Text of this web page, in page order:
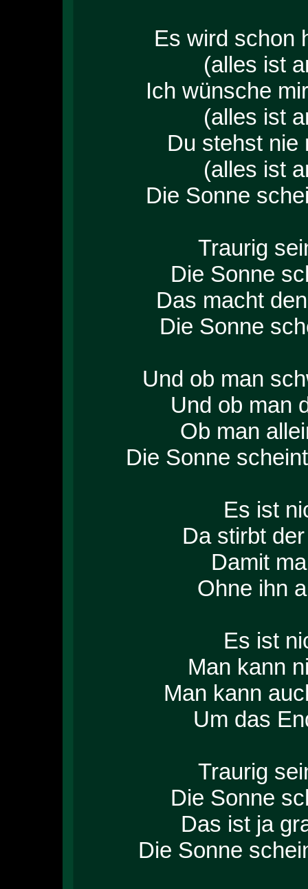
Es wird schon
(alles ist
Ich wünsche
(alles ist
Du stehst nie
(alles ist
Die Sonne
Traurig
Die Sonne
Das macht
Die Sonne
Und ob man
Und ob man
Ob man
Die Sonne
Es ist
Da stirbt
Damit
Ohne ihn
Es ist
Man kann
Man kann
Um das
Traurig
Die Sonne
Das ist ja
Die Sonne